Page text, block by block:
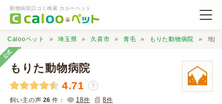
動物病院口コミ検索 カルーペット
動物病院検索
Calooペット 埼玉県 久喜市 青毛 もりた動物病院 地図
公式
もりた動物病院
4.71 ？
飼い主の声 26 件： 18件 8件